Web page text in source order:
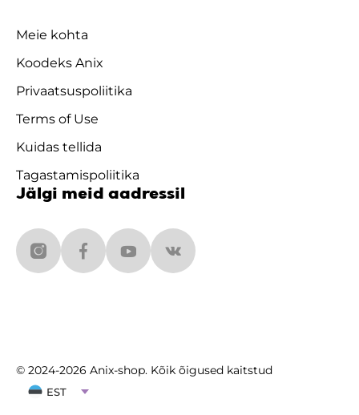
Meie kohta
Koodeks Anix
Privaatsuspoliitika
Terms of Use
Kuidas tellida
Tagastamispoliitika
Jälgi meid aadressil
© 2024-2026 Anix-shop. Kõik õigused kaitstud
EST